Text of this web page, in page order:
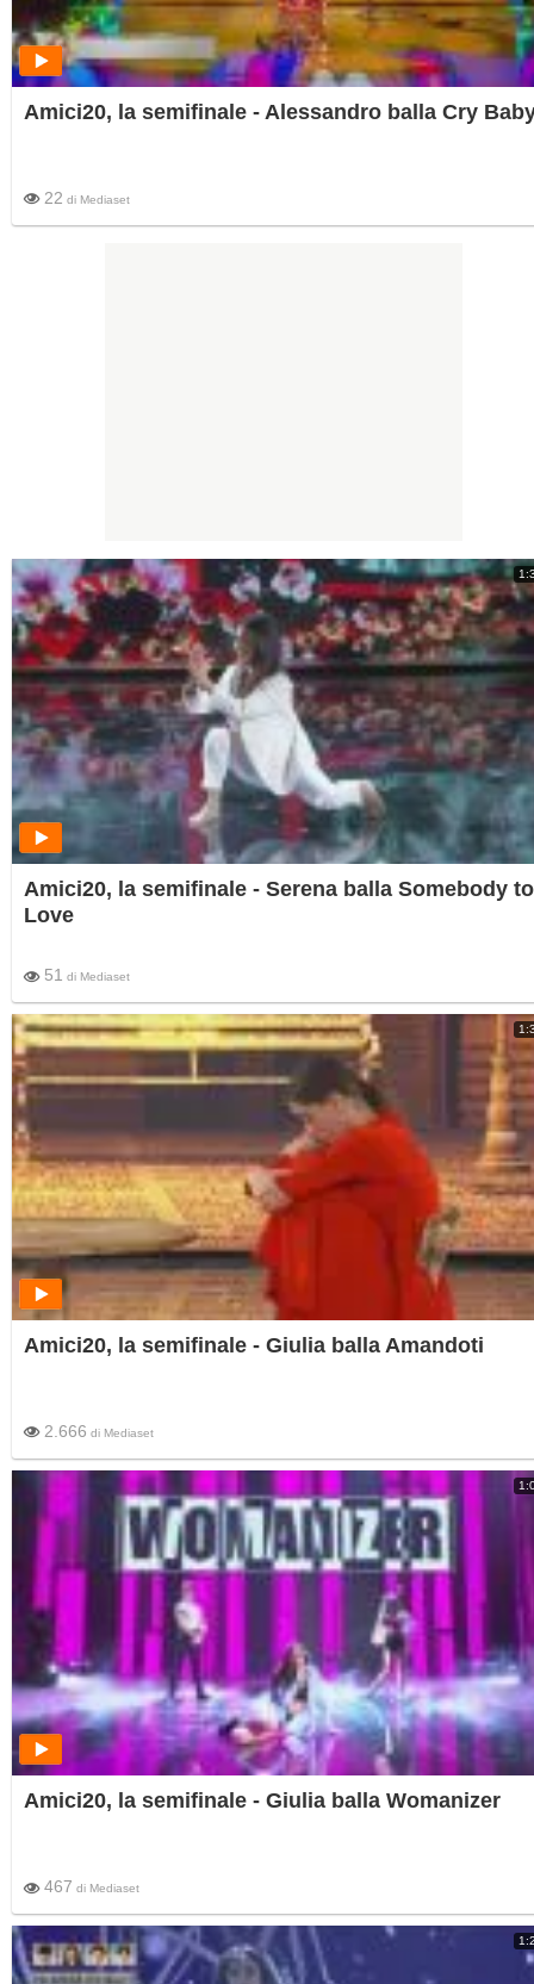
Amici20, la semifinale - Alessandro balla Cry
22 di Mediaset
Amici20, la semifinale - Serena balla Somebody to
Love
51 di Mediaset
Amici20, la semifinale - Giulia balla Amandoti
2.666 di Mediaset
Amici20, la semifinale - Giulia balla Womanizer
467 di Mediaset